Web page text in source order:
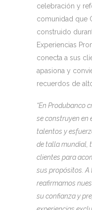
celebración y
comunidad que
construido
Experiencias
conecta a sus
apasiona y
recuerdos de
“En Produbanco
se construyen en
talentos y
de talla mundial,
clientes para
sus propósitos. A
reafirmamos
su confianza y